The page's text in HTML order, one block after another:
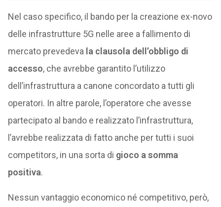
Nel caso specifico, il bando per la creazione ex-novo
delle infrastrutture 5G nelle aree a fallimento di
mercato prevedeva la clausola dell’obbligo di
accesso, che avrebbe garantito l’utilizzo
dell’infrastruttura a canone concordato a tutti gli
operatori. In altre parole, l’operatore che avesse
partecipato al bando e realizzato l’infrastruttura,
l’avrebbe realizzata di fatto anche per tutti i suoi
competitors, in una sorta di gioco a somma
positiva.
Nessun vantaggio economico né competitivo, però,